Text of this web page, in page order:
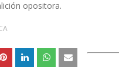
opositora.